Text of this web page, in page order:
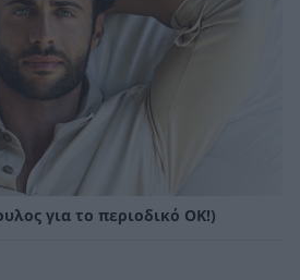
για το περιοδικό ΟΚ!)